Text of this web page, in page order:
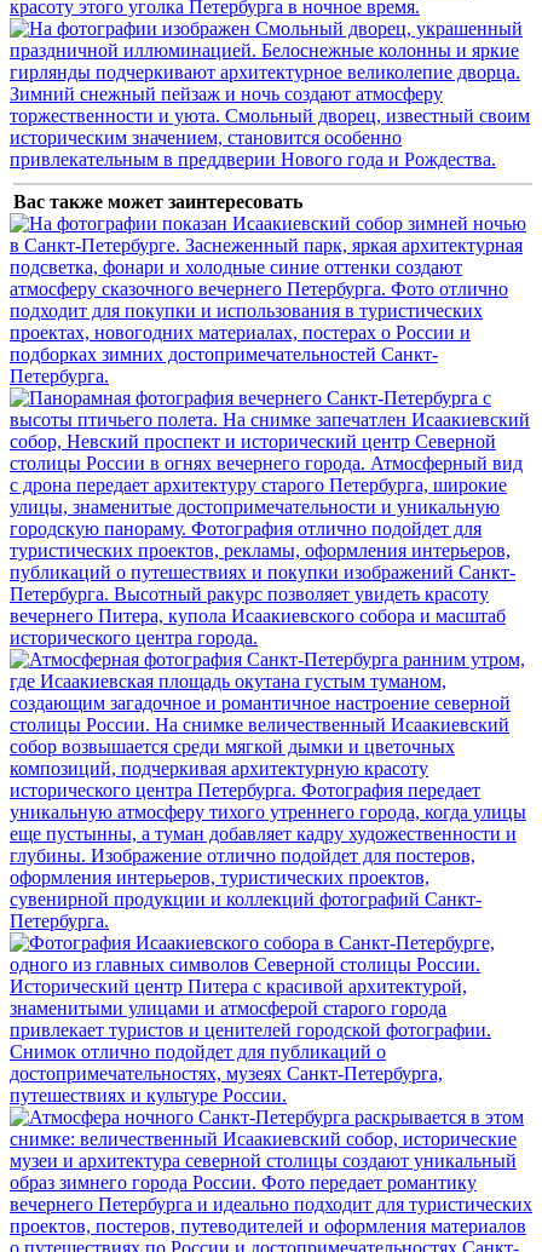
Вас также может заинтересовать